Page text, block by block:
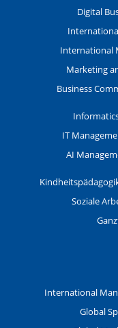
Digital
International
Marketing
Business
IT
AI
Soziale
International
Global